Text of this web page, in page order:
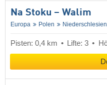
Na Stoku – Walim
Europa Polen
Pisten: 0,4 km Lifte: 3